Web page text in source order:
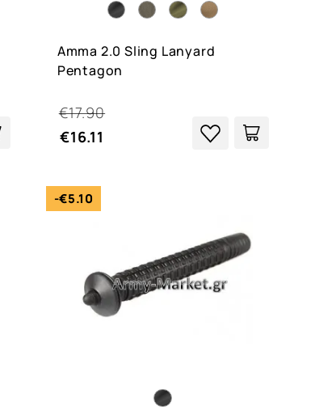
Amma 2.0 Sling Lanyard
Pentagon
€16.11
€17.90
-€5.10